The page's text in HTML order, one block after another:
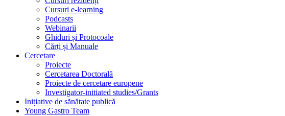
Cursuri e-learning
Podcasts
Webinarii
Ghiduri și Protocoale
Cărți și Manuale
Cercetare
Proiecte
Cercetarea Doctorală
Proiecte de cercetare europene
Investigator-initiated studies/Grants
Inițiative de sănătate publică
Young Gastro Team